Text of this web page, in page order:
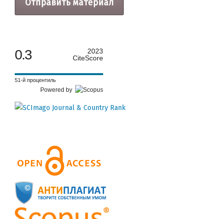
Отправить материал
0.3
2023
CiteScore
51-й процентиль
Powered by